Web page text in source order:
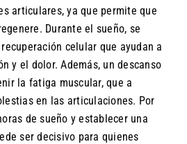
articulares, ya que permite que
Durante el sueño, se
celular que ayudan a
y el dolor. Además, un descanso
la fatiga muscular, que a
en las articulaciones. Por
de sueño y establecer una
ser decisivo para quienes